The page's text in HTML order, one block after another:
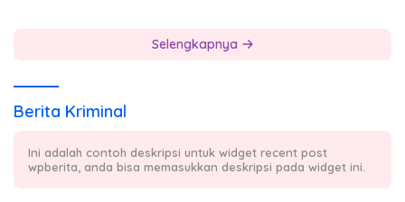
Selengkapnya
Berita Kriminal
Ini adalah contoh deskripsi untuk widget recent post
wpberita, anda bisa memasukkan deskripsi pada widget ini.